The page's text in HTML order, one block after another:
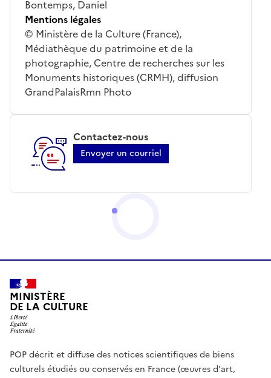
Bontemps, Daniel
Mentions légales
© Ministère de la Culture (France),
Médiathèque du patrimoine et de la
photographie, Centre de recherches sur les
Monuments historiques (CRMH), diffusion
GrandPalaisRmn Photo
Contactez-nous
Envoyer un courriel
MINISTÈRE
DE LA CULTURE
POP décrit et diffuse des notices scientifiques de biens
culturels étudiés ou conservés en France (œuvres d'art,